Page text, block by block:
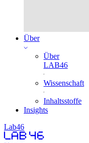
Über
Über
LAB46
Wissenschaft
Inhaltsstoffe
Insights
Lab46